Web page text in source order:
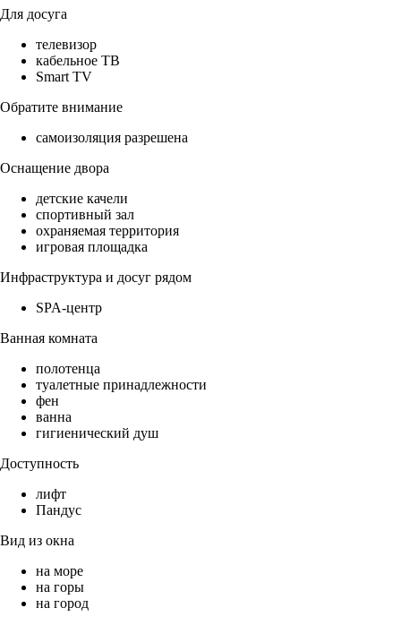
Для досуга
телевизор
кабельное ТВ
Smart TV
Обратите внимание
самоизоляция разрешена
Оснащение двора
детские качели
спортивный зал
охраняемая территория
игровая площадка
Инфраструктура и досуг рядом
SPA-центр
Ванная комната
полотенца
туалетные принадлежности
фен
ванна
гигиенический душ
Доступность
лифт
Пандус
Вид из окна
на море
на горы
на город